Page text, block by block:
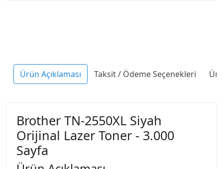
Ürün Açıklaması Taksit / Ödeme Seçenekleri
Brother TN-2550XL Siyah
Orijinal Lazer Toner - 3.000
Sayfa